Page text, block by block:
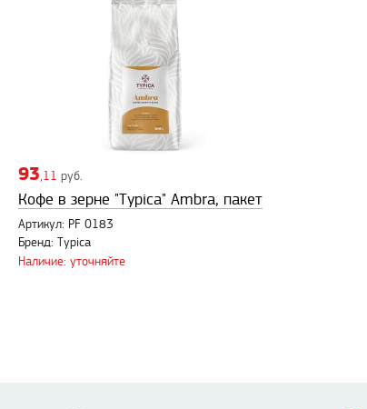
93,11 руб.
Кофе в зерне "Typica" Ambra, пакет
Артикул: PF 0183
Бренд: Typica
Наличие: уточняйте